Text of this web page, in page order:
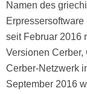
Namen des
seit Februar 2016
Versionen
Cerber-Netzwerk
September 2016